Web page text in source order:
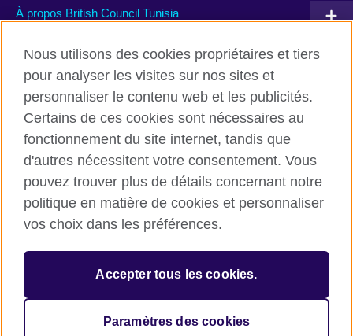
À propos British Council Tunisia
Communiquez avec nous
TikTok
British Council global
Conditions d’utilisation et protection des données
Cookies
© 2026 British Council
Nous utilisons des cookies propriétaires et tiers
pour analyser les visites sur nos sites et
personnaliser le contenu web et les publicités.
Certains de ces cookies sont nécessaires au
fonctionnement du site internet, tandis que
d'autres nécessitent votre consentement. Vous
pouvez trouver plus de détails concernant notre
politique en matière de cookies et personnaliser
vos choix dans les préférences.
Accepter tous les cookies.
Paramètres des cookies